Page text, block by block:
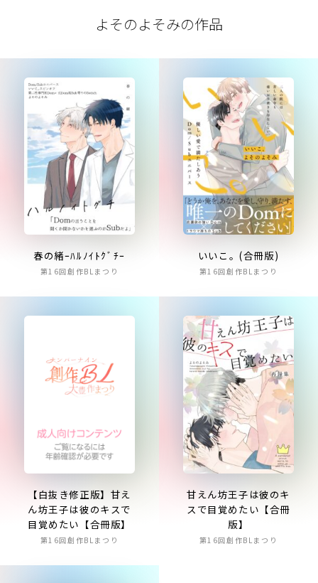
よそのよそみの作品
春の緒ｰﾊﾙﾉｲﾄｸﾞﾁｰ
第16回創作BLまつり
いいこ。(合冊版)
第16回創作BLまつり
【白抜き修正版】甘え
ん坊王子は彼のキスで
目覚めたい【合冊版】
第16回創作BLまつり
甘えん坊王子は彼のキ
スで目覚めたい【合冊
版】
第16回創作BLまつり